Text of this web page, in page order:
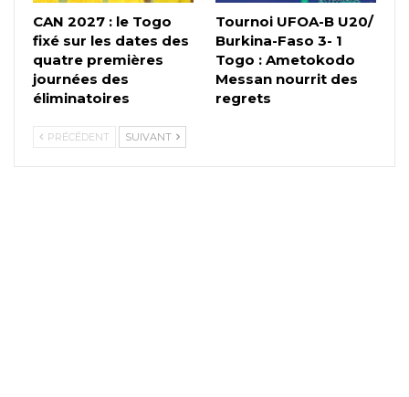
CAN 2027 : le Togo
fixé sur les dates des
quatre premières
journées des
éliminatoires
Tournoi UFOA-B U20/
Burkina-Faso 3- 1
Togo : Ametokodo
Messan nourrit des
regrets
PRÉCÉDENT SUIVANT